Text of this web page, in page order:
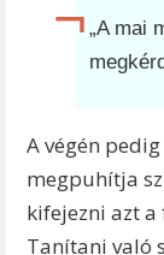
„A mai
A végén
megpuhítja
kifejezni azt
Tanítani való